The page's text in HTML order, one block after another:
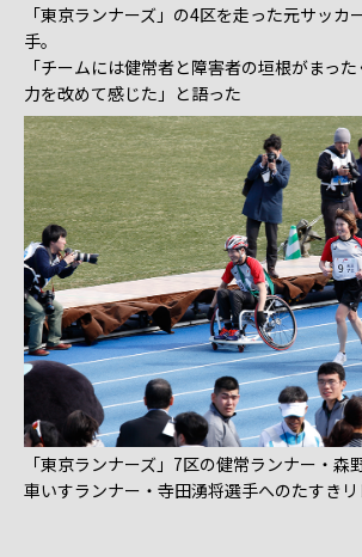
「東京ランナーズ」の4区を走った元サッカ
手。
「チームには健常者と障害者の垣根がまっ
力を改めて感じた」と語った
「東京ランナーズ」7区の健常ランナー・森
車いすランナー・寺田湧将選手へのたすきリ